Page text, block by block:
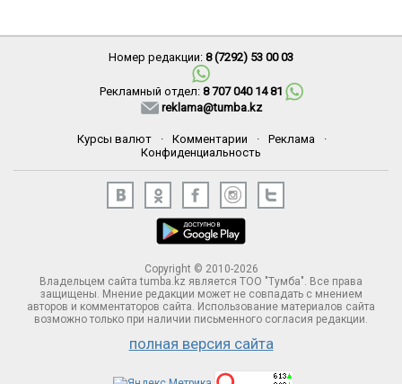
Номер редакции: 8 (7292) 53 00 03
Рекламный отдел: 8 707 040 14 81
reklama@tumba.kz
Курсы валют · Комментарии · Реклама
·
Конфиденциальность
Copyright © 2010-2026
Владельцем сайта tumba.kz является ТОО "Тумба". Все права
защищены. Мнение редакции может не совпадать с мнением
авторов и комментаторов сайта. Использование материалов сайта
возможно только при наличии письменного согласия редакции.
полная версия сайта